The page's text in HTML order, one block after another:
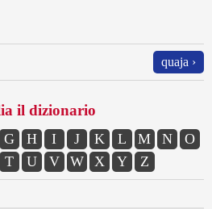
quaja ›
il dizionario
G H I J K L M N
O
T U V W X Y Z